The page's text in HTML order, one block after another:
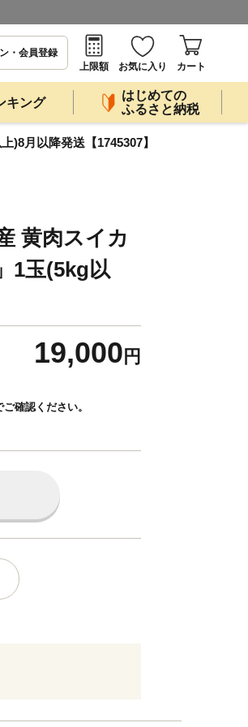
・会員登録
上限額
お気に入り カート
キング
はじめての
ふるさと納税
)8月以降発送【1745307】
黄肉スイカ
1玉(5kg以
19,000 円
ご確認ください。